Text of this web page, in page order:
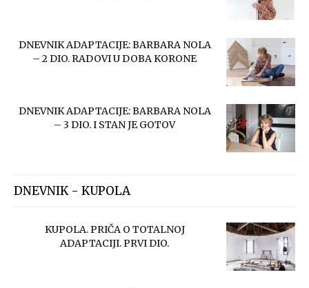
DNEVNIK ADAPTACIJE: BARBARA NOLA
– 2 DIO. RADOVI U DOBA KORONE
DNEVNIK ADAPTACIJE: BARBARA NOLA
– 3 DIO. I STAN JE GOTOV
DNEVNIK - KUPOLA
KUPOLA. PRIČA O TOTALNOJ
ADAPTACIJI. PRVI DIO.